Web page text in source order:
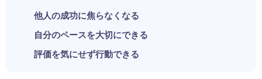
他人の成功に焦らなくなる
自分のペースを大切にできる
評価を気にせず行動できる